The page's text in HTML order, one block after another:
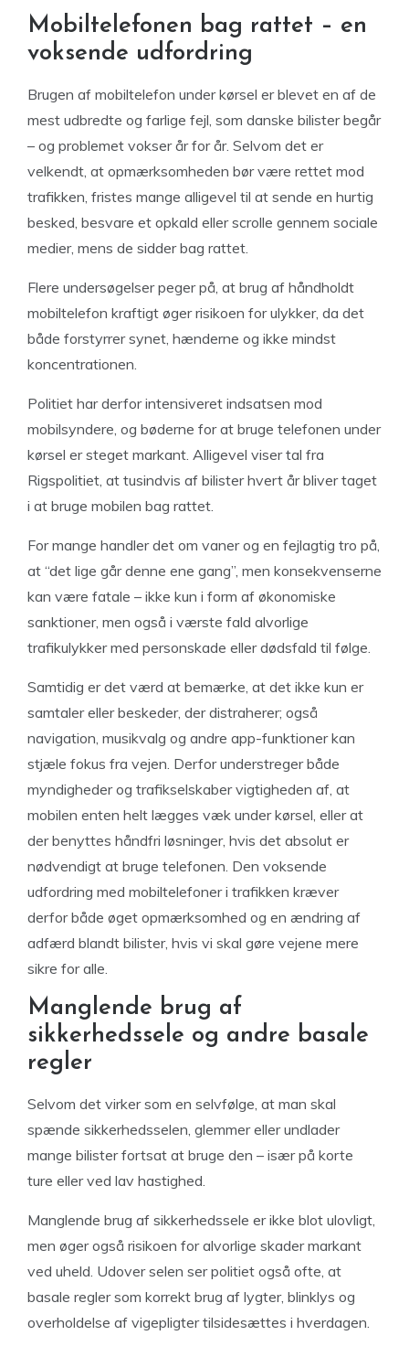
Mobiltelefonen bag rattet – en
voksende udfordring
Brugen af mobiltelefon under kørsel er blevet en af de
mest udbredte og farlige fejl, som danske bilister begår
– og problemet vokser år for år. Selvom det er
velkendt, at opmærksomheden bør være rettet mod
trafikken, fristes mange alligevel til at sende en hurtig
besked, besvare et opkald eller scrolle gennem sociale
medier, mens de sidder bag rattet.
Flere undersøgelser peger på, at brug af håndholdt
mobiltelefon kraftigt øger risikoen for ulykker, da det
både forstyrrer synet, hænderne og ikke mindst
koncentrationen.
Politiet har derfor intensiveret indsatsen mod
mobilsyndere, og bøderne for at bruge telefonen under
kørsel er steget markant. Alligevel viser tal fra
Rigspolitiet, at tusindvis af bilister hvert år bliver taget
i at bruge mobilen bag rattet.
For mange handler det om vaner og en fejlagtig tro på,
at “det lige går denne ene gang”, men konsekvenserne
kan være fatale – ikke kun i form af økonomiske
sanktioner, men også i værste fald alvorlige
trafikulykker med personskade eller dødsfald til følge.
Samtidig er det værd at bemærke, at det ikke kun er
samtaler eller beskeder, der distraherer; også
navigation, musikvalg og andre app-funktioner kan
stjæle fokus fra vejen. Derfor understreger både
myndigheder og trafikselskaber vigtigheden af, at
mobilen enten helt lægges væk under kørsel, eller at
der benyttes håndfri løsninger, hvis det absolut er
nødvendigt at bruge telefonen. Den voksende
udfordring med mobiltelefoner i trafikken kræver
derfor både øget opmærksomhed og en ændring af
adfærd blandt bilister, hvis vi skal gøre vejene mere
sikre for alle.
Manglende brug af
sikkerhedssele og andre basale
regler
Selvom det virker som en selvfølge, at man skal
spænde sikkerhedsselen, glemmer eller undlader
mange bilister fortsat at bruge den – især på korte
ture eller ved lav hastighed.
Manglende brug af sikkerhedssele er ikke blot ulovligt,
men øger også risikoen for alvorlige skader markant
ved uheld. Udover selen ser politiet også ofte, at
basale regler som korrekt brug af lygter, blinklys og
overholdelse af vigepligter tilsidesættes i hverdagen.